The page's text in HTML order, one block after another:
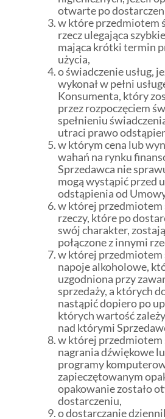
otwarte po
w które przedmiotem
rzecz ulegająca
mająca krótki termin
użycia,
o świadczenie usług,
wykonał w pełni
Konsumenta, który
przez rozpoczęciem
spełnieniu
utraci prawo
w którym cena lub
wahań na rynku
Sprzedawca nie
mogą wystąpić przed
odstąpienia od
w której przedmiotem
rzeczy, które po
swój charakter,
połączone z innymi
w której przedmiotem
napoje alkoholowe,
uzgodniona przy
sprzedaży, a których
nastąpić dopiero po
których wartość
nad którymi
w której przedmiotem
nagrania dźwiękowe
programy
zapieczętowanym
opakowanie zostało
dostarczeniu,
o dostarczanie